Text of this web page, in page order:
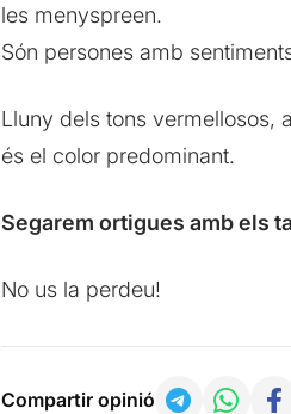
les menyspreen.
Són persones amb
Lluny dels tons vermellosos,
és el color predominant.
Segarem ortigues amb els
No us la perdeu!
Compartir opinió